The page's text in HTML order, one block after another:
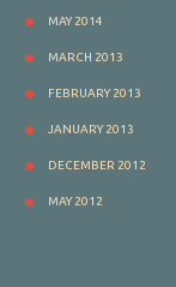
MAY 2014
MARCH 2013
FEBRUARY 2013
JANUARY 2013
DECEMBER 2012
MAY 2012